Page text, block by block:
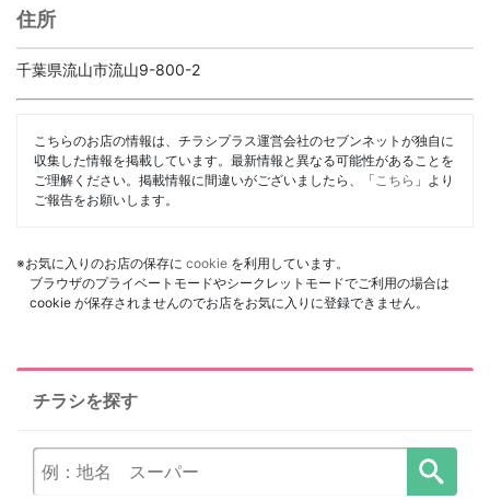
住所
千葉県流山市流山9-800-2
こちらのお店の情報は、チラシプラス運営会社のセブンネットが独自に
収集した情報を掲載しています。最新情報と異なる可能性があることを
ご理解ください。掲載情報に間違いがございましたら、「 こちら 」より
ご報告をお願いします。
※お気に入りのお店の保存に cookie を利用しています。
ブラウザのプライベートモードやシークレットモードでご利用の場合は
cookie が保存されませんのでお店をお気に入りに登録できません。
チラシを探す